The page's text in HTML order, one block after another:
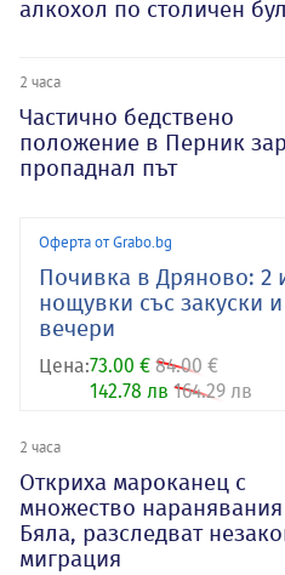
алкохол по столичен
2 часа
Частично бедствено
положение в Перник
пропаднал път
Оферта от Grabo.bg
Почивка в Дряново: 2
нощувки със закуски и
вечери
Цена:73.00 € 84.00 €
142.78 лв 164.29 лв
2 часа
Откриха мароканец с
множество
Бяла, разследват
миграция